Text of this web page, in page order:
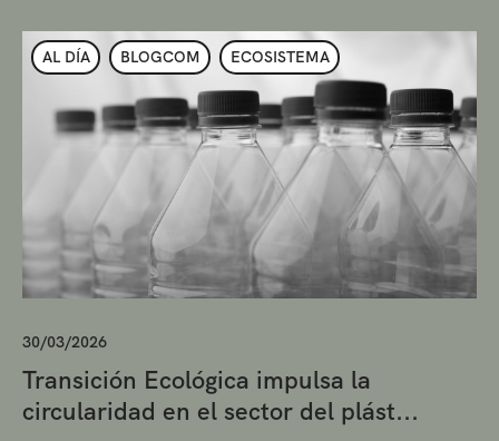
AL DÍA BLOGCOM ECOSISTEMA
30/03/2026
Transición Ecológica impulsa la
circularidad en el sector del plást...